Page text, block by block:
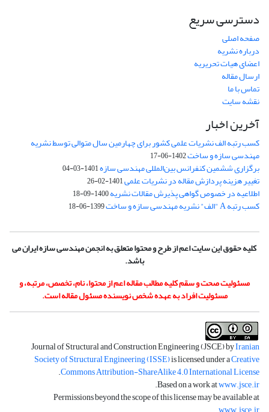
دسترسی سریع
صفحه اصلی
درباره نشریه
اعضای هیات تحریریه
ارسال مقاله
تماس با ما
نقشه سایت
آخرین اخبار
کسب رتبه الف نشریات علمی کشور برای چهارمین سال متوالی توسط نشریه
مهندسی سازه و ساخت1402-06-17
برگزاری ششمین کنفرانس بین‌المللی مهندسی سازه1401-03-04
تغییر هزینه پردازش مقاله در نشریات علمی1401-02-26
اطلاعیه در خصوص گواهی پذیرش مقالات نشریه1400-09-18
کسب رتبه A "الف" نشریه مهندسی سازه و ساخت 1399-06-18
کلیه حقوق این سایت اعم از طرح و محتوا متعلق به انجمن مهندسی سازه ایران می
باشد.
مسئولیت صحت و سقم کلیه مطالب مقاله اعم از محتوا، نام، تخصص، مرتبه، و
مسئولیت افراد به عهده شخص نویسنده مسئول مقاله است.
Journal of Structural and Construction Engineering (JSCE) byIranian
Society of Structural Engineering (ISSE)is licensed under aCreative
Commons Attribution-ShareAlike 4.0 International License
.
Based on a work atwww.jsce.ir
.
Permissions beyond the scope of this license may be available at